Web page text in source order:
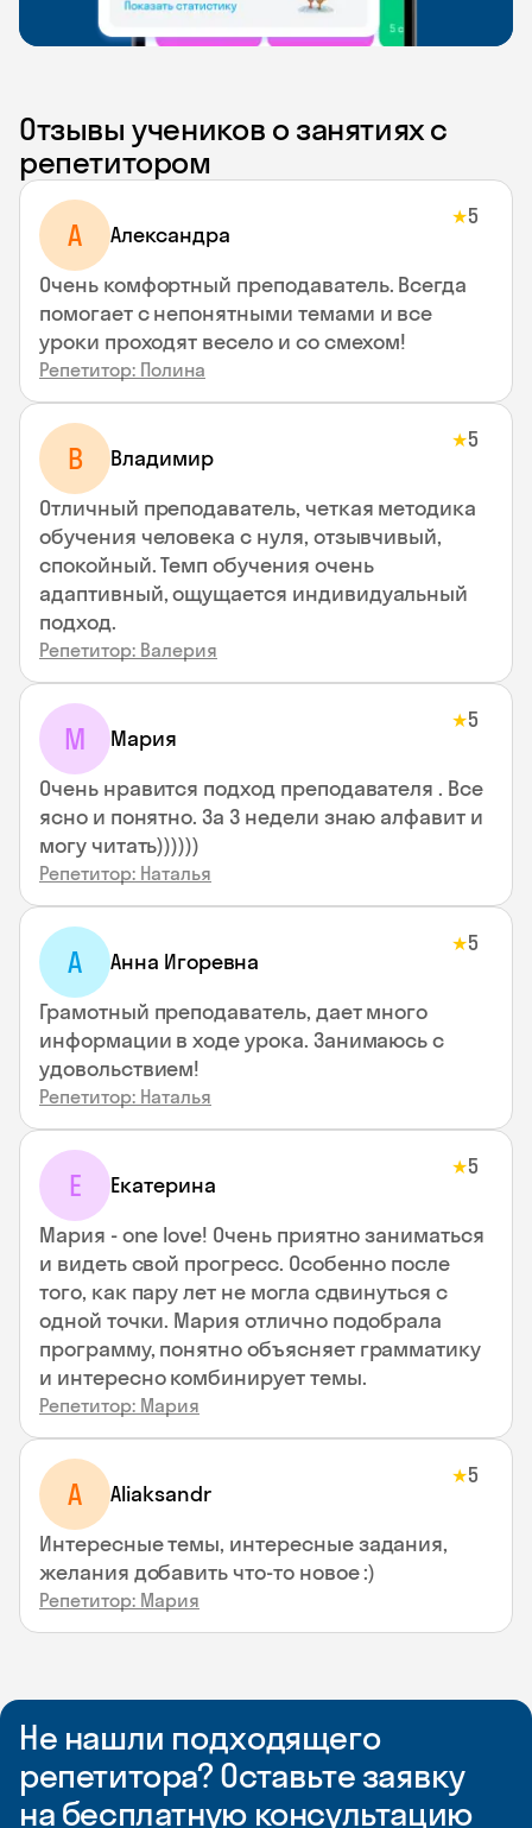
Отзывы учеников о занятиях с
репетитором
A Aлександра
★5
Очень комфортный преподаватель. Всегда
помогает с непонятными темами и все
уроки проходят весело и со смехом!
Репетитор: Полина
В Владимир
★5
Отличный преподаватель, четкая методика
обучения человека с нуля, отзывчивый,
спокойный. Темп обучения очень
адаптивный, ощущается индивидуальный
подход.
Репетитор: Валерия
М Мария
★5
Очень нравится подход преподавателя . Все
ясно и понятно. За 3 недели знаю алфавит и
могу читать))))))
Репетитор: Наталья
А Анна Игоревна
★5
Грамотный преподаватель, дает много
информации в ходе урока. Занимаюсь с
удовольствием!
Репетитор: Наталья
Е Екатерина
★5
Мария - one love! Очень приятно заниматься
и видеть свой прогресс. Особенно после
того, как пару лет не могла сдвинуться с
одной точки. Мария отлично подобрала
программу, понятно объясняет грамматику
и интересно комбинирует темы.
Репетитор: Мария
A Aliaksandr
★5
Интересные темы, интересные задания,
желания добавить что-то новое :)
Репетитор: Мария
Не нашли подходящего
репетитора? Оставьте заявку
на бесплатную консультацию